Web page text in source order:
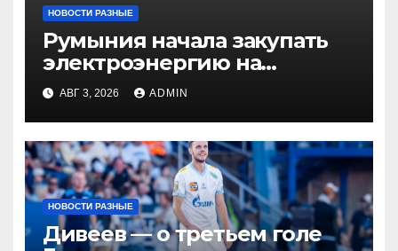
НОВОСТИ РАЗНЫЕ
Румыния начала закупать
электроэнергию на
Украине из-за дефицита
АВГ 3, 2026 ADMIN
НОВОСТИ РАЗНЫЕ
Дивеев — о третьем голе